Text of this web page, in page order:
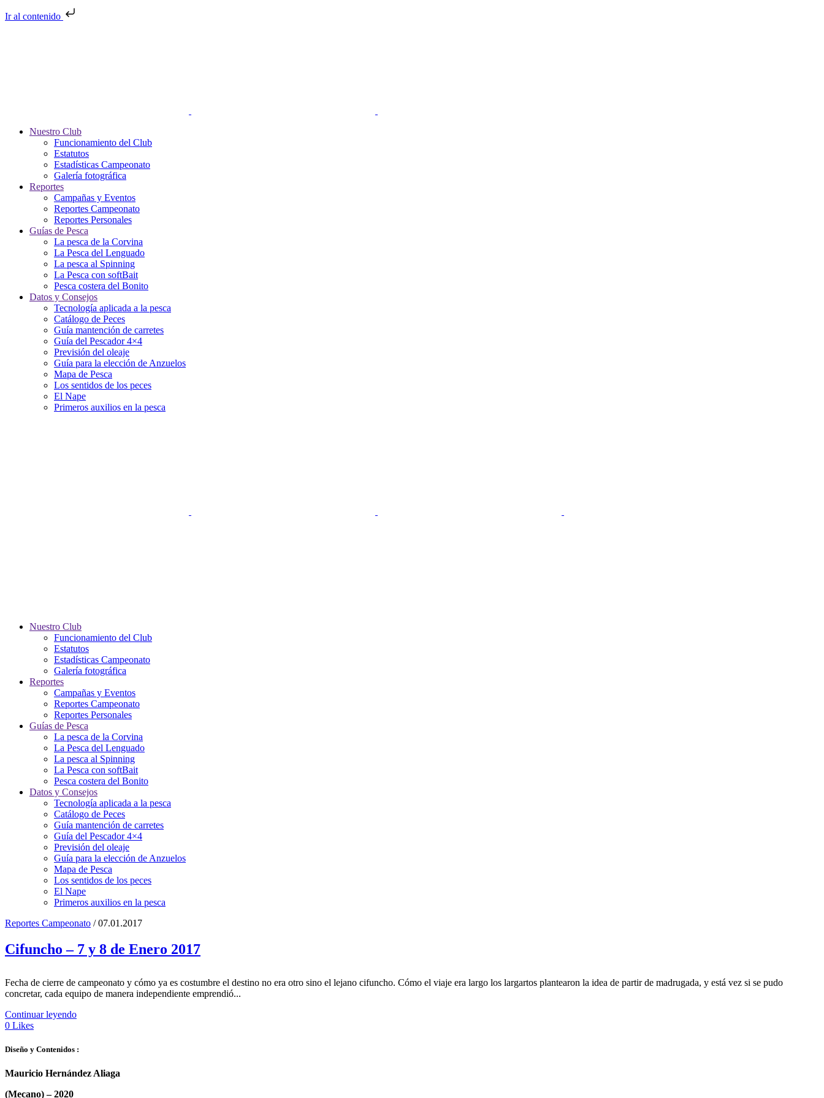
Ir al contenido
Nuestro Club
Funcionamiento del Club
Estatutos
Estadísticas Campeonato
Galería fotográfica
Reportes
Campañas y Eventos
Reportes Campeonato
Reportes Personales
Guías de Pesca
La pesca de la Corvina
La Pesca del Lenguado
La pesca al Spinning
La Pesca con softBait
Pesca costera del Bonito
Datos y Consejos
Tecnología aplicada a la pesca
Catálogo de Peces
Guía mantención de carretes
Guía del Pescador 4×4
Previsión del oleaje
Guía para la elección de Anzuelos
Mapa de Pesca
Los sentidos de los peces
El Nape
Primeros auxilios en la pesca
Nuestro Club
Funcionamiento del Club
Estatutos
Estadísticas Campeonato
Galería fotográfica
Reportes
Campañas y Eventos
Reportes Campeonato
Reportes Personales
Guías de Pesca
La pesca de la Corvina
La Pesca del Lenguado
La pesca al Spinning
La Pesca con softBait
Pesca costera del Bonito
Datos y Consejos
Tecnología aplicada a la pesca
Catálogo de Peces
Guía mantención de carretes
Guía del Pescador 4×4
Previsión del oleaje
Guía para la elección de Anzuelos
Mapa de Pesca
Los sentidos de los peces
El Nape
Primeros auxilios en la pesca
Reportes Campeonato / 07.01.2017
Cifuncho – 7 y 8 de Enero 2017
Fecha de cierre de campeonato y cómo ya es costumbre el destino no era otro sino el lejano cifuncho. Cómo el viaje era largo los largartos plantearon la idea de partir de madrugada, y está vez si se pudo
concretar, cada equipo de manera independiente emprendió...
Continuar leyendo
0 Likes
Diseño y Contenidos :
Mauricio Hernández Aliaga
(Mecano) –2020